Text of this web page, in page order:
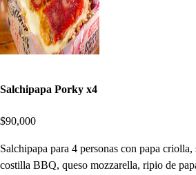
Salchipapa Porky x4
$90,000
Salchipapa para 4 personas con papa
costilla BBQ, queso mozzarella, ripio de